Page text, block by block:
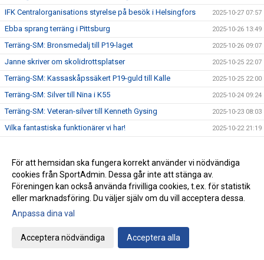
IFK Centralorganisations styrelse på besök i Helsingfors 2025-10-27 07:57
Ebba sprang terräng i Pittsburg 2025-10-26 13:49
Terräng-SM: Bronsmedalj till P19-laget 2025-10-26 09:07
Janne skriver om skolidrottsplatser 2025-10-25 22:07
Terräng-SM: Kassaskåpssäkert P19-guld till Kalle 2025-10-25 22:00
Terräng-SM: Silver till Nina i K55 2025-10-24 09:24
Terräng-SM: Veteran-silver till Kenneth Gysing 2025-10-23 08:03
Vilka fantastiska funktionärer vi har! 2025-10-22 21:19
Stark trio juniorlöpare från IFK i Nordiska mästerskapen i
terräng
2025-10-22 08:33
Terräng-SM: Samuels första USM-guld 2025-10-21 07:48
Terräng-SM: Trippelseger i P16 2025-10-20 14:35
Terräng-SM: Överlägsen Sebbeseger i P17
Andreas Movin nära att kliva under tretimmarsgränsen i
För att hemsidan ska fungera korrekt använder vi nödvändiga
cookies från SportAdmin. Dessa går inte att stänga av.
Föreningen kan också använda frivilliga cookies, t.ex. för statistik
eller marknadsföring. Du väljer själv om du vill acceptera dessa.
Anpassa dina val
Acceptera nödvändiga Acceptera alla